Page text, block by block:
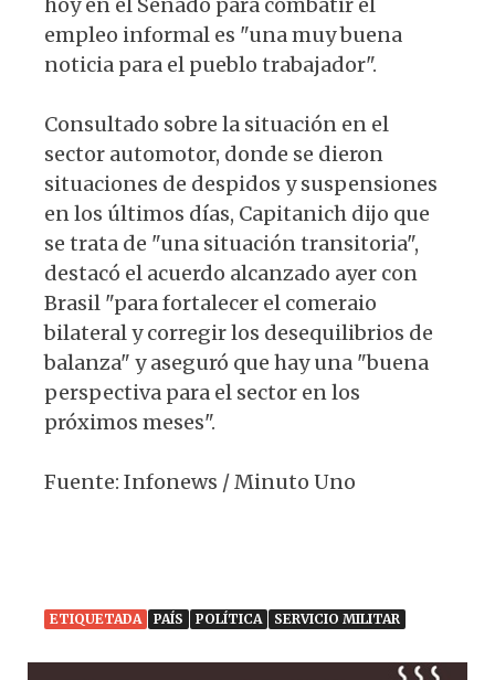
empleo informal es "una muy buena
noticia para el pueblo trabajador".
Consultado sobre la situación en el
sector automotor, donde se dieron
situaciones de despidos y suspensiones
en los últimos días, Capitanich dijo que
se trata de "una situación transitoria",
destacó el acuerdo alcanzado ayer con
Brasil "para fortalecer el comeraio
bilateral y corregir los desequilibrios de
balanza" y aseguró que hay una "buena
perspectiva para el sector en los
próximos meses".
Fuente: Infonews / Minuto Uno
ETIQUETADA PAÍS POLÍTICA SERVICIO MILITAR